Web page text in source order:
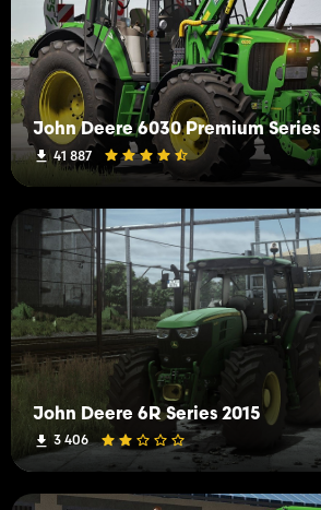
John Deere 6030 Premium Series
41 887
John Deere 6R Series 2015
3 406